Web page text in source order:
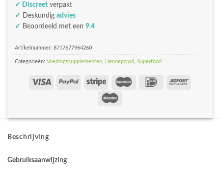
✓ Discreet verpakt
✓
Deskundig advies
✓ Beoordeeld met een 9.4
Artikelnummer: 8717677964260
Categorieën: Voedingssupplementen Hennepzaad Superfood
Beschrijving
Gebruiksaanwijzing